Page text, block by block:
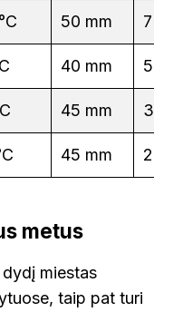
50 mm 7 h
40 mm 5 h
45 mm 3 h
45 mm 2 h
metus
miestas
taip pat turi